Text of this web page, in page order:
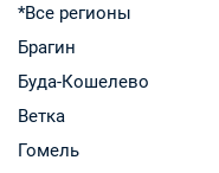
Описание товара
Препарат Уголь
*Все регионы
Брагин
Буда-Кошелево
Ветка
Гомель